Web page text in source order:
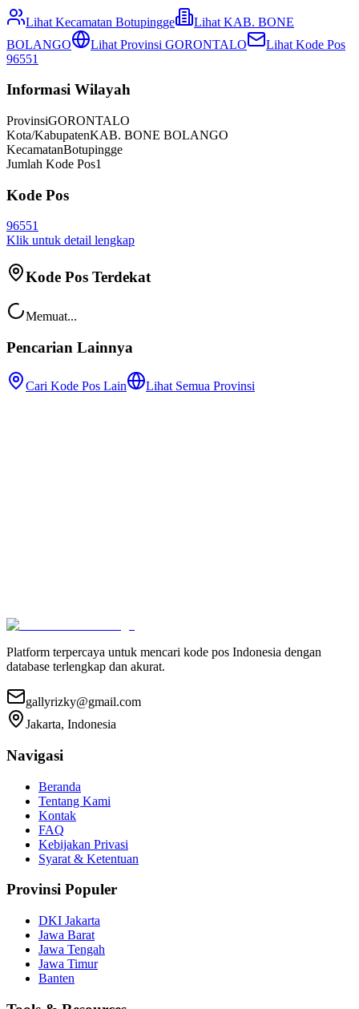
Lihat Kecamatan Botupingge Lihat KAB. BONE
BOLANGO
Lihat Provinsi GORONTALO
Lihat Kode Pos
96551
Informasi Wilayah
ProvinsiGORONTALO
Kota/KabupatenKAB. BONE BOLANGO
KecamatanBotupingge
Jumlah Kode Pos1
Kode Pos
96551
Klik untuk detail lengkap
Kode Pos Terdekat
Memuat...
Pencarian Lainnya
Cari Kode Pos Lain Lihat Semua Provinsi
Platform terpercaya untuk mencari kode pos Indonesia dengan
database terlengkap dan akurat.
gallyrizky@gmail.com
Jakarta, Indonesia
Navigasi
Beranda
Tentang Kami
Kontak
FAQ
Kebijakan Privasi
Syarat & Ketentuan
Provinsi Populer
DKI Jakarta
Jawa Barat
Jawa Tengah
Jawa Timur
Banten